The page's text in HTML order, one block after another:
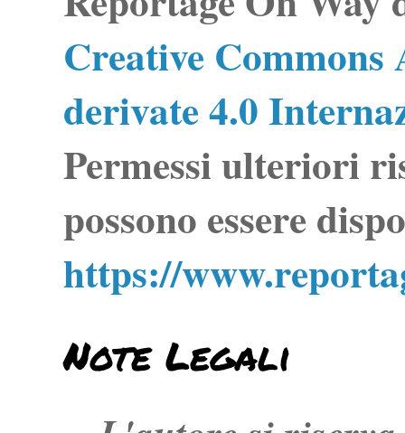
Creative
derivate 4.0
Permessi ulteriori
possono essere
https://
Note Legali